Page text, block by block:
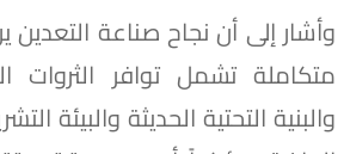
وأشار إلى أن نجاح صناعة
متكاملة تشمل توافر الثروات
والبنية التحتية الحديثة والبيئة